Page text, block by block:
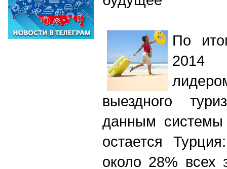
По
2014
выездного
данным системы
остается
около 28% всех